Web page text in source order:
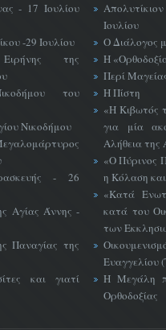
- 17 Ιουλίου
-29 Ιουλίου
της
του
Νικοδήμου
- 26
Αγίας Άννης -
Παναγίας της
και γιατί
Ιουλίου
Ο Διάλογος
Η
Περί
Η Πίστη
«H Κιβωτός
για μία
Αλήθεια της
«Ο Πύρινος
η Κόλαση
«Κατά
κατά του
των
Ευαγγελίου
Η Μεγάλη
Ορθοδοξίας